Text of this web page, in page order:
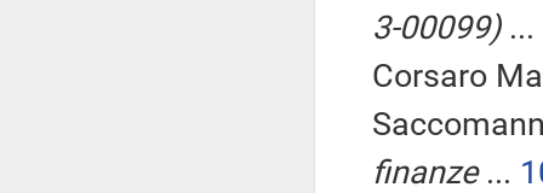
3-00099)...
Corsaro
finanze...